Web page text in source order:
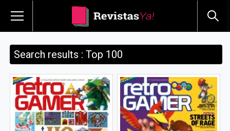
Search results : Top 100